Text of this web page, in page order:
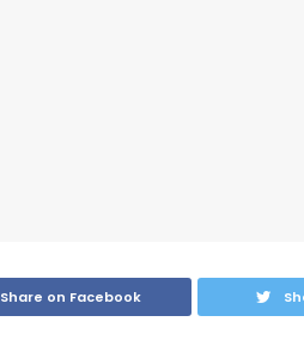
Share on Facebook